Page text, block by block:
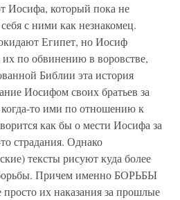
Иосифа, который пока не
с ними как незнакомец.
Египет, но Иосиф
их по обвинению в воровстве,
Библии эта история
Иосифом своих братьев за
то ими по отношению к
как бы о мести Иосифа за
страдания. Однако
тексты рисуют куда более
Причем именно БОРЬБЫ
их наказания за прошлые